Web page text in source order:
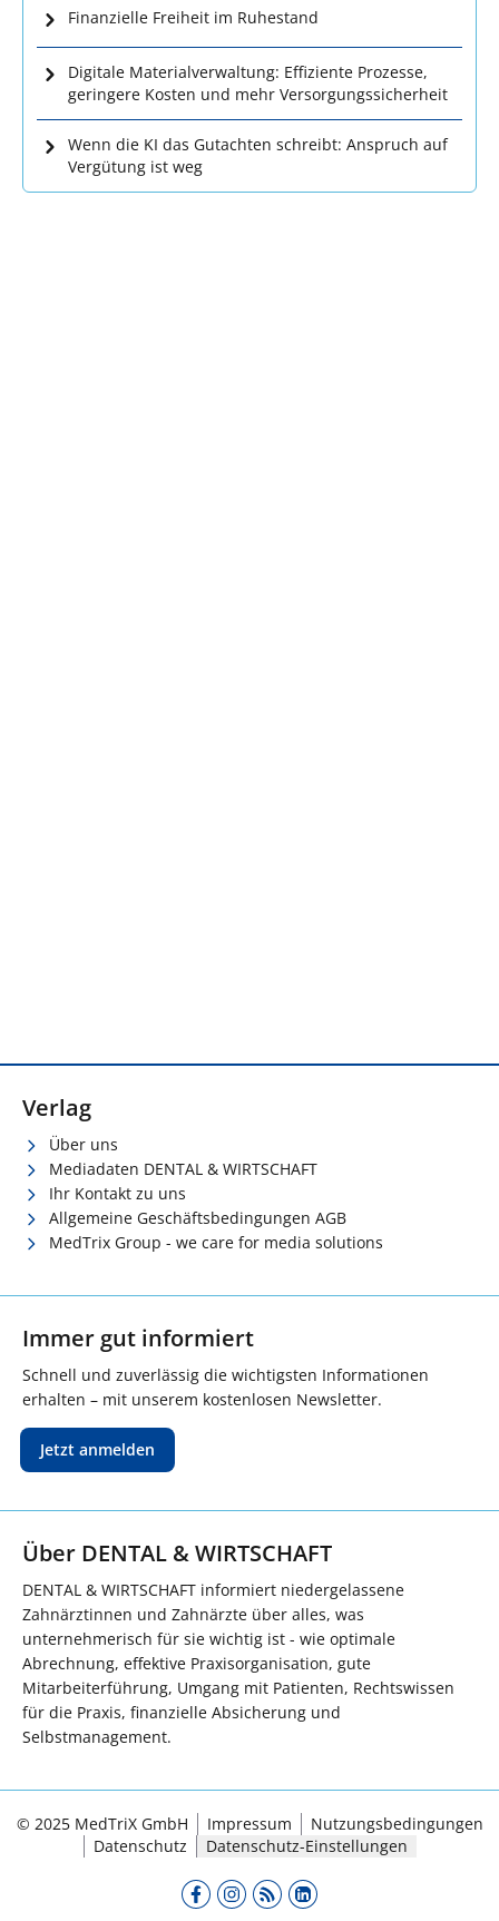
Finanzielle Freiheit im Ruhestand
Digitale Materialverwaltung: Effiziente Prozesse,
geringere Kosten und mehr Versorgungssicherheit
Wenn die KI das Gutachten schreibt: Anspruch auf
Vergütung ist weg
Verlag
Über uns
Mediadaten DENTAL & WIRTSCHAFT
Ihr Kontakt zu uns
Allgemeine Geschäftsbedingungen AGB
MedTrix Group - we care for media solutions
Immer gut informiert
Schnell und zuverlässig die wichtigsten Informationen
erhalten – mit unserem kostenlosen Newsletter.
Jetzt anmelden
Über DENTAL & WIRTSCHAFT
DENTAL & WIRTSCHAFT informiert niedergelassene
Zahnärztinnen und Zahnärzte über alles, was
unternehmerisch für sie wichtig ist - wie optimale
Abrechnung, effektive Praxisorganisation, gute
Mitarbeiterführung, Umgang mit Patienten, Rechtswissen
für die Praxis, finanzielle Absicherung und
Selbstmanagement.
© 2025 MedTriX GmbH Impressum
Nutzungsbedingungen
Datenschutz
Datenschutz-Einstellungen